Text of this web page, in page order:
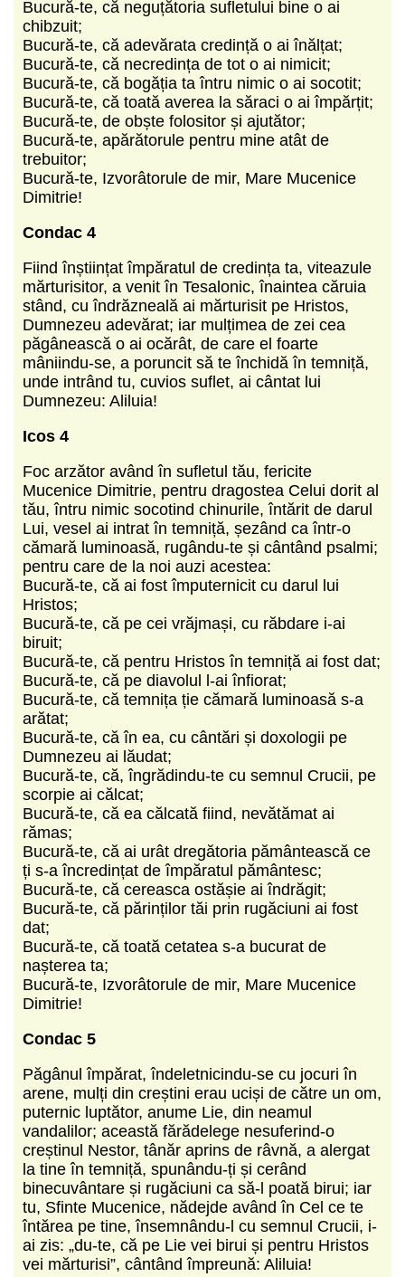
Bucură-te, că neguțătoria sufletului bine o ai
chibzuit;
Bucură-te, că adevărata credință o ai înălțat;
Bucură-te, că necredința de tot o ai nimicit;
Bucură-te, că bogăția ta întru nimic o ai socotit;
Bucură-te, că toată averea la săraci o ai împărțit;
Bucură-te, de obște folositor și ajutător;
Bucură-te, apărătorule pentru mine atât de
trebuitor;
Bucură-te, Izvorâtorule de mir, Mare Mucenice
Dimitrie!
Condac 4
Fiind înștiințat împăratul de credința ta, viteazule
mărturisitor, a venit în Tesalonic, înaintea căruia
stând, cu îndrăzneală ai mărturisit pe Hristos,
Dumnezeu adevărat; iar mulțimea de zei cea
păgânească o ai ocărât, de care el foarte
mâniindu-se, a poruncit să te închidă în temniță,
unde intrând tu, cuvios suflet, ai cântat lui
Dumnezeu: Aliluia!
Icos 4
Foc arzător având în sufletul tău, fericite
Mucenice Dimitrie, pentru dragostea Celui dorit al
tău, întru nimic socotind chinurile, întărit de darul
Lui, vesel ai intrat în temniță, șezând ca într-o
cămară luminoasă, rugându-te și cântând psalmi;
pentru care de la noi auzi acestea:
Bucură-te, că ai fost împuternicit cu darul lui
Hristos;
Bucură-te, că pe cei vrăjmași, cu răbdare i-ai
biruit;
Bucură-te, că pentru Hristos în temniță ai fost dat;
Bucură-te, că pe diavolul l-ai înfiorat;
Bucură-te, că temnița ție cămară luminoasă s-a
arătat;
Bucură-te, că în ea, cu cântări și doxologii pe
Dumnezeu ai lăudat;
Bucură-te, că, îngrădindu-te cu semnul Crucii, pe
scorpie ai călcat;
Bucură-te, că ea călcată fiind, nevătămat ai
rămas;
Bucură-te, că ai urât dregătoria pământească ce
ți s-a încredințat de împăratul pământesc;
Bucură-te, că cereasca ostășie ai îndrăgit;
Bucură-te, că părinților tăi prin rugăciuni ai fost
dat;
Bucură-te, că toată cetatea s-a bucurat de
nașterea ta;
Bucură-te, Izvorâtorule de mir, Mare Mucenice
Dimitrie!
Condac 5
Păgânul împărat, îndeletnicindu-se cu jocuri în
arene, mulți din creștini erau uciși de către un om,
puternic luptător, anume Lie, din neamul
vandalilor; această fărădelege nesuferind-o
creștinul Nestor, tânăr aprins de râvnă, a alergat
la tine în temniță, spunându-ți și cerând
binecuvântare și rugăciuni ca să-l poată birui; iar
tu, Sfinte Mucenice, nădejde având în Cel ce te
întărea pe tine, însemnându-l cu semnul Crucii, i-
ai zis: „du-te, că pe Lie vei birui și pentru Hristos
vei mărturisi”, cântând împreună: Aliluia!